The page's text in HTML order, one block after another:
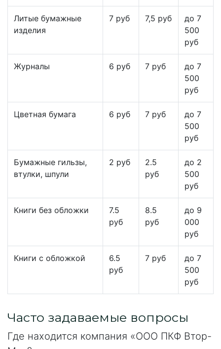
Литые бумажные
изделия
7 руб 7,5 руб
до 7
500
руб
Журналы 6 руб 7 руб
до 7
500
руб
Цветная бумага 6 руб 7 руб
до 7
500
руб
Бумажные гильзы,
втулки, шпули
2 руб
2.5
руб
до 2
500
руб
Книги без обложки
7.5
руб
8.5
руб
до 9
000
руб
Книги с обложкой
6.5
руб
7 руб
до 7
500
руб
Часто задаваемые вопросы
Где находится компания «ООО ПКФ Втор-